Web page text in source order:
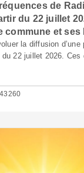
de
du 22 juillet
commune et ses
la diffusion d’une
22 juillet 2026. Ces